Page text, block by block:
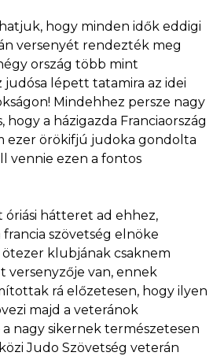
hogy minden idők eddigi
versenyét rendezték meg
ország több mint
judósa lépett tatamira az idei
Mindehhez persze nagy
hogy a házigazda Franciaország
ezer örökifjú judoka gondolta
vennie ezen a fontos
óriási hátteret ad ehhez,
francia szövetség elnöke
klubjának csaknem
versenyzője van, ennek
rá előzetesen, hogy ilyen
majd a veteránok
nagy sikernek természetesen
Judo Szövetség veterán